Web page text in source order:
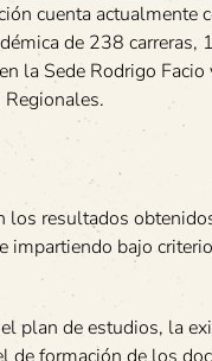
cuenta actualmente
de 238 carreras,
la Sede Rodrigo Facio
Regionales.
los resultados
impartiendo bajo
plan de estudios, la